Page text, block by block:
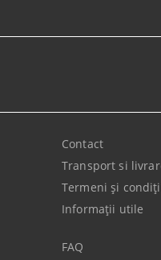
Contact
Transport si
Termeni şi
Informaţii utile
FAQ